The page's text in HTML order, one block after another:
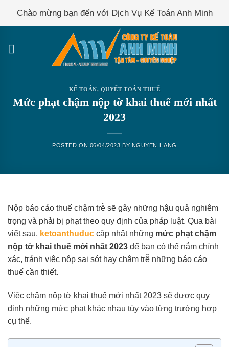
Chào mừng bạn đến với Dịch Vụ Kế Toán Anh Minh
KẾ TOÁN, QUYẾT TOÁN THUẾ
Mức phạt chậm nộp tờ khai thuế mới nhất
2023
POSTED ON 06/04/2023 BY NGUYEN HANG
Nộp báo cáo thuế chậm trễ sẽ gây những hậu quả nghiêm
trọng và phải bị phạt theo quy định của pháp luật. Qua bài
viết sau, ketoanthuduc cập nhật những mức phạt chậm
nộp tờ khai thuế mới nhất 2023 để bạn có thể nắm chính
xác, tránh việc nộp sai sót hay chậm trễ những báo cáo
thuế cần thiết.
Việc chậm nộp tờ khai thuế mới nhất 2023 sẽ được quy
định những mức phạt khác nhau tùy vào từng trường hợp
cụ thể.